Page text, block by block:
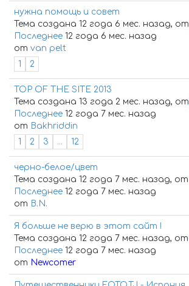
нужна помощь и совет
Тема создана 12 года 6 мес. назад, от
Последнее 12 года 6 мес. назад
от van pelt
1
2
TOP OF THE SITE 2013
Тема создана 13 года 2 мес. назад, от
Последнее 12 года 7 мес. назад
от Bakhriddin
1
2 3 ... 12
черно-белое/цвет
Тема создана 12 года 7 мес. назад, от
Последнее 12 года 7 мес. назад
от B.N.
Я больше не верю в этот сайт !
Тема создана 12 года 7 мес. назад, от
Последнее 12 года 7 мес. назад
от Newcomer